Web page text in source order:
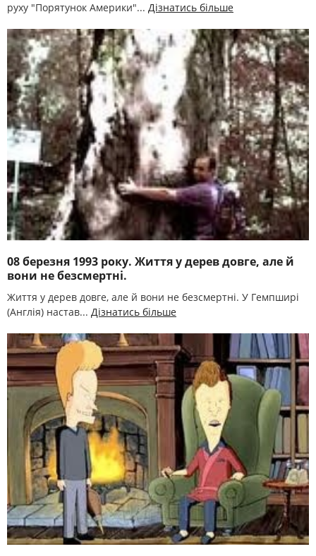
руху "Порятунок Америки"... Дізнатись більше
08 березня 1993 року. Життя у дерев довге, але й
вони не безсмертні.
Життя у дерев довге, але й вони не безсмертні. У Гемпширі
(Англія) настав... Дізнатись більше